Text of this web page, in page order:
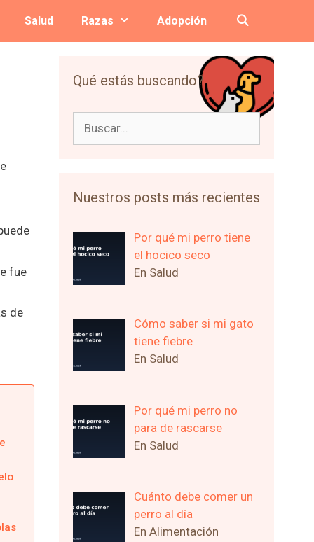
Salud Razas Adopción
fue
de
Qué estás buscando?
Nuestros posts más recientes
Por qué mi perro tiene
el hocico seco
En Salud
Cómo saber si mi gato
tiene fiebre
En Salud
Por qué mi perro no
para de rascarse
En Salud
Cuánto debe comer un
perro al día
En Alimentación